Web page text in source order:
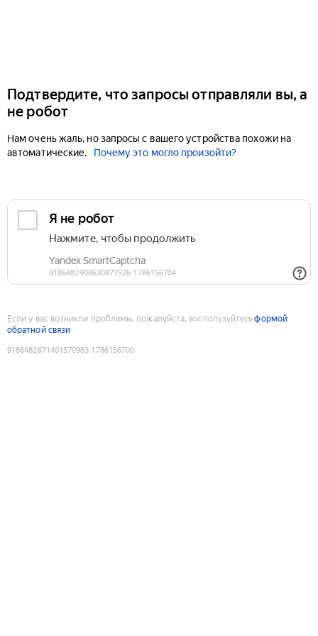
Подтвердите, что запросы отправляли вы, а
не робот
Нам очень жаль, но запросы с вашего устройства похожи на
автоматические.
Почему это могло произойти?
Если у вас возникли проблемы, пожалуйста, воспользуйтесьформой
обратной связи
9186482671401570983:1786156700